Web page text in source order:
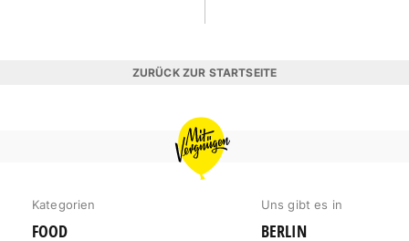
ZURÜCK ZUR STARTSEITE
MIT
VERGNÜGEN
HAMBURG
Kategorien
FOOD
Uns gibt es in
BERLIN